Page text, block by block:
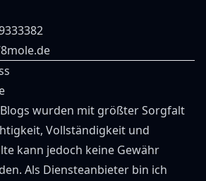
wurden mit größter Sorgfalt
Vollständigkeit und
kann jedoch keine Gewähr
Als Diensteanbieter bin ich